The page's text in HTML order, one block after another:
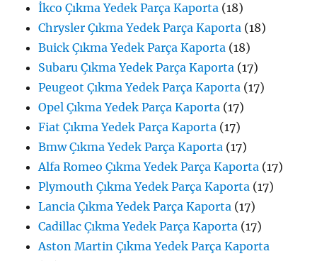
İkco Çıkma Yedek Parça Kaporta (18)
Chrysler Çıkma Yedek Parça Kaporta (18)
Buick Çıkma Yedek Parça Kaporta (18)
Subaru Çıkma Yedek Parça Kaporta (17)
Peugeot Çıkma Yedek Parça Kaporta (17)
Opel Çıkma Yedek Parça Kaporta (17)
Fiat Çıkma Yedek Parça Kaporta (17)
Bmw Çıkma Yedek Parça Kaporta (17)
Alfa Romeo Çıkma Yedek Parça Kaporta (17)
Plymouth Çıkma Yedek Parça Kaporta (17)
Lancia Çıkma Yedek Parça Kaporta (17)
Cadillac Çıkma Yedek Parça Kaporta (17)
Aston Martin Çıkma Yedek Parça Kaporta